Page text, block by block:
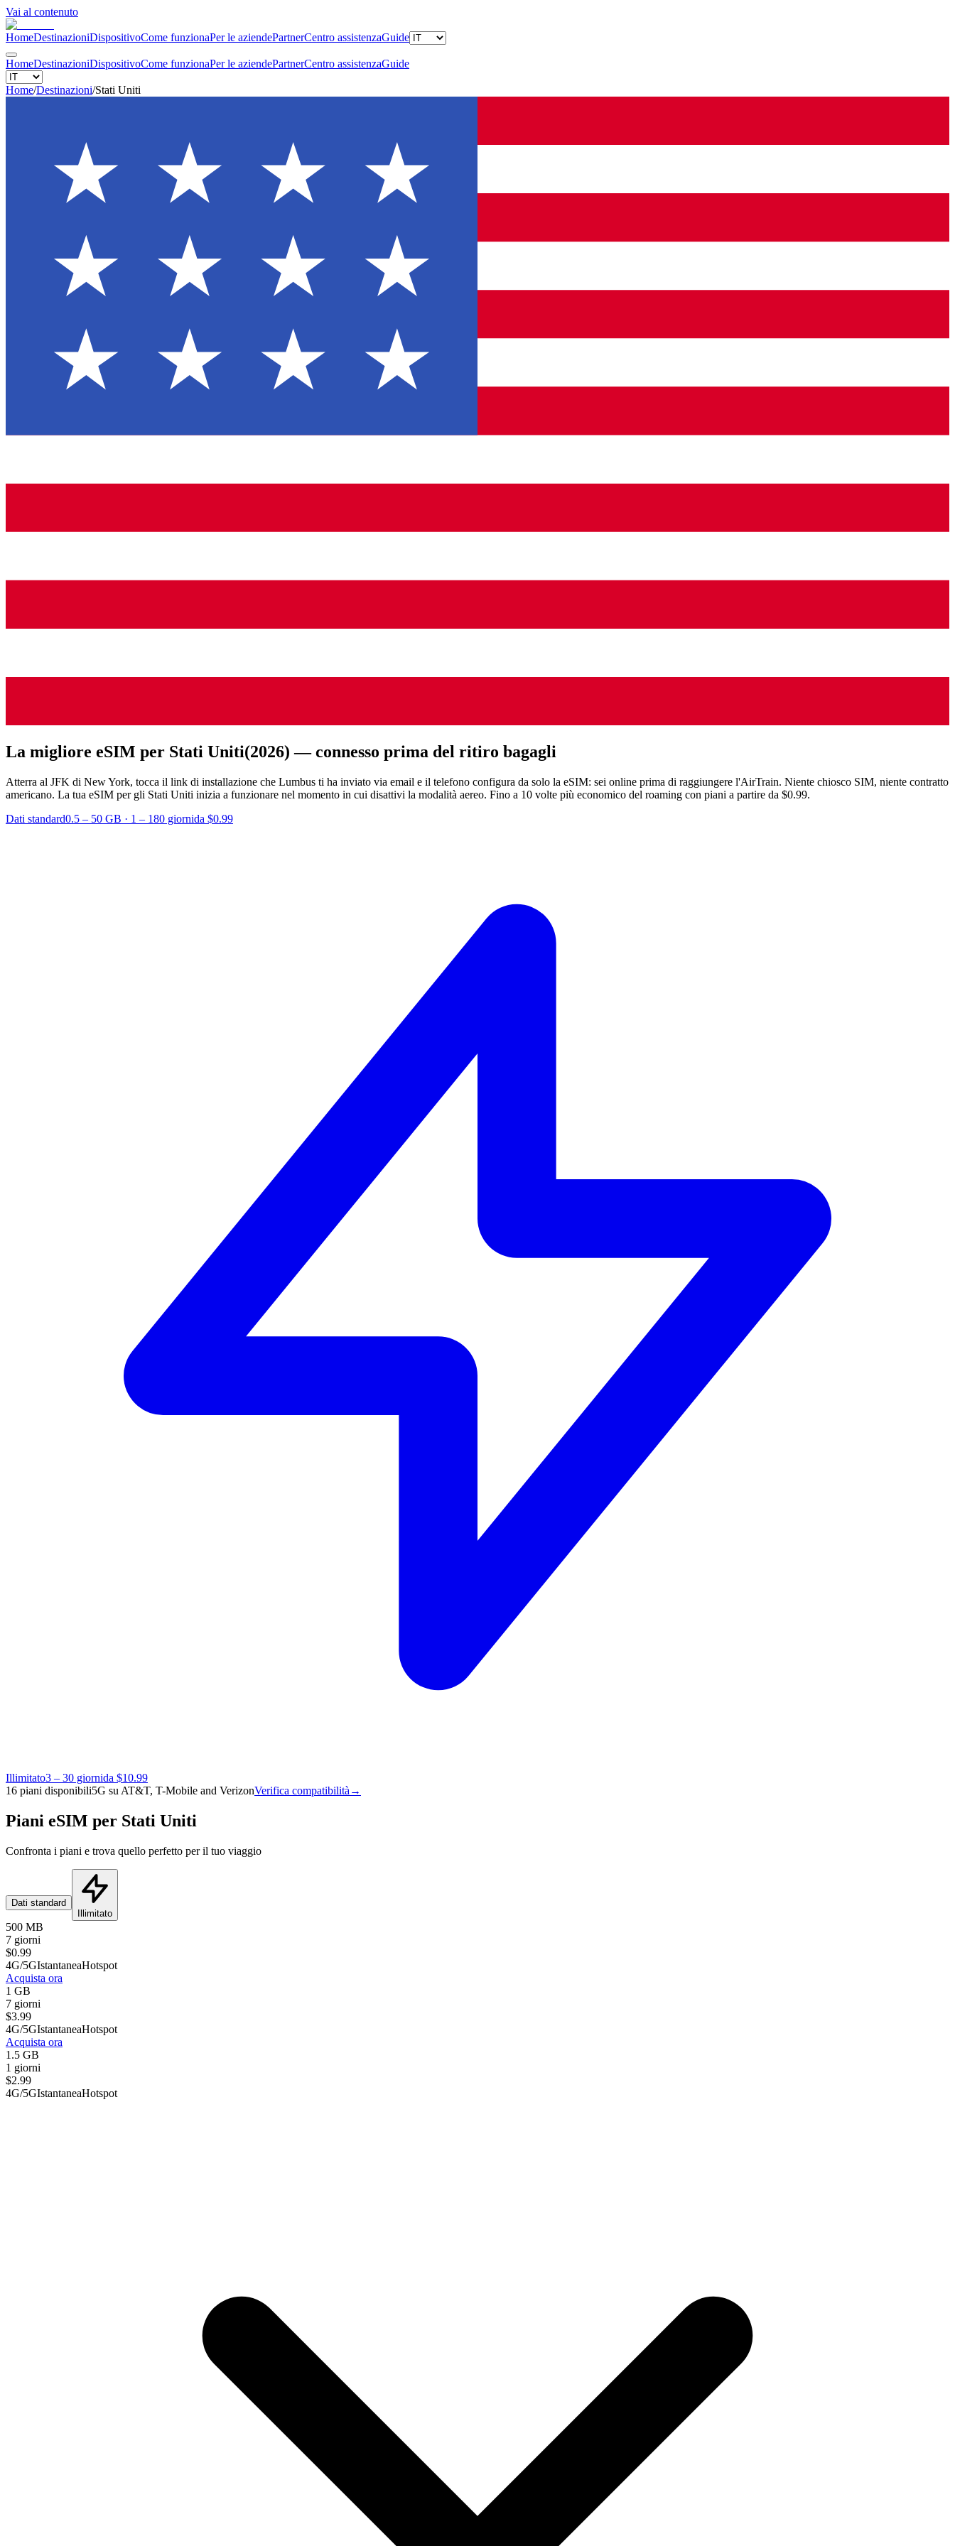
Vai al contenuto
HomeDestinazioniDispositivoCome funzionaPer le aziendePartnerCentro assistenzaGuide
HomeDestinazioniDispositivoCome funzionaPer le aziendePartnerCentro assistenzaGuide
Home/Destinazioni/Stati Uniti
La migliore eSIM per Stati Uniti(2026) — connesso prima del ritiro bagagli
Atterra al JFK di New York, tocca il link di installazione che Lumbus ti ha inviato via email e il telefono configura da solo la eSIM: sei online prima di raggiungere l'AirTrain. Niente chiosco SIM, niente contratto
americano. La tua eSIM per gli Stati Uniti inizia a funzionare nel momento in cui disattivi la modalità aereo. Fino a 10 volte più economico del roaming con piani a partire da $0.99.
Dati standard0.5 – 50 GB · 1 – 180 giornida $0.99
Illimitato3 – 30 giornida $10.99
16 piani disponibili5G su AT&T, T-Mobile and VerizonVerifica compatibilità →
Piani eSIM per Stati Uniti
Confronta i piani e trova quello perfetto per il tuo viaggio
Dati standard
Illimitato
500 MB
7 giorni
$0.99
4G/5GIstantaneaHotspot
Acquista ora
1 GB
7 giorni
$3.99
4G/5GIstantaneaHotspot
Acquista ora
1.5 GB
1 giorni
$2.99
4G/5GIstantaneaHotspot